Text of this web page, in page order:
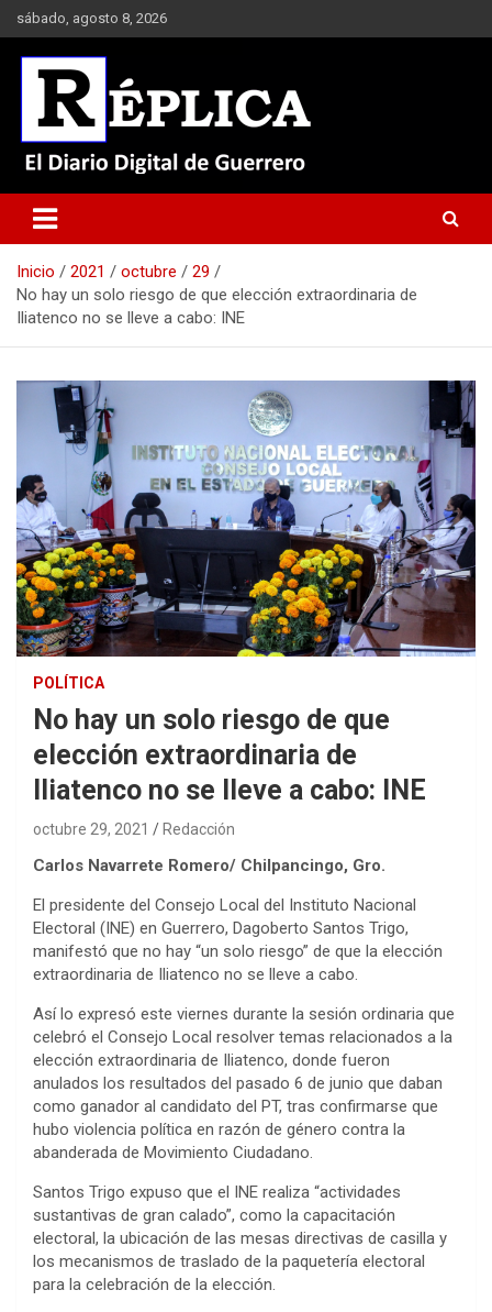
Saltar
al
contenido
sábado, agosto 8, 2026
Réplica
Inicio 2021 octubre
29
No hay un solo riesgo de que elección extraordinaria de
Iliatenco no se lleve a cabo: INE
POLÍTICA
No hay un solo riesgo de que
elección extraordinaria de
Iliatenco no se lleve a cabo: INE
octubre 29, 2021 Redacción
Carlos Navarrete Romero/ Chilpancingo, Gro.
El presidente del Consejo Local del Instituto Nacional
Electoral (INE) en Guerrero, Dagoberto Santos Trigo,
manifestó que no hay “un solo riesgo” de que la elección
extraordinaria de Iliatenco no se lleve a cabo.
Así lo expresó este viernes durante la sesión ordinaria que
celebró el Consejo Local resolver temas relacionados a la
elección extraordinaria de Iliatenco, donde fueron
anulados los resultados del pasado 6 de junio que daban
como ganador al candidato del PT, tras confirmarse que
hubo violencia política en razón de género contra la
abanderada de Movimiento Ciudadano.
Santos Trigo expuso que el INE realiza “actividades
sustantivas de gran calado”, como la capacitación
electoral, la ubicación de las mesas directivas de casilla y
los mecanismos de traslado de la paquetería electoral
para la celebración de la elección.